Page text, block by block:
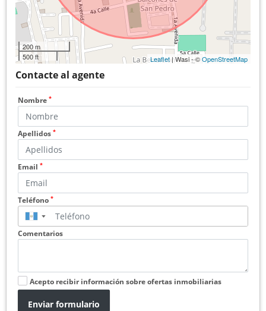
200 m
500 ft
Leaflet| Wasi - ©OpenStreetMap
Contacte al agente
Nombre *
Apellidos *
Email *
Teléfono *
▼
Comentarios
Acepto recibir información sobre ofertas inmobiliarias
Enviar formulario